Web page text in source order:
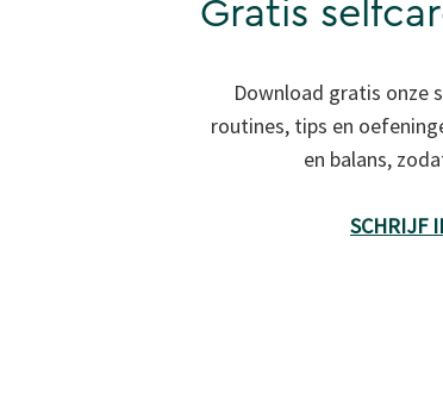
Gratis
Download gratis onze
routines, tips en
en balans,
SCHRIJF